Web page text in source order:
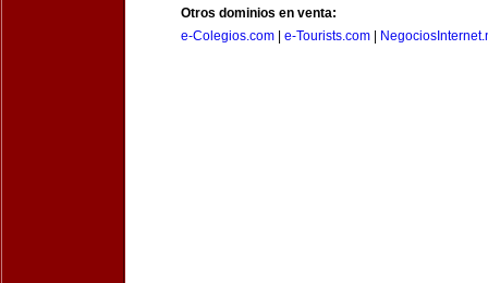
Otros dominios en venta:
e-Colegios.com
e-Tourists.com